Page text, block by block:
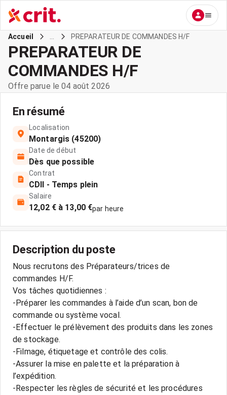
Accueil PREPARATEUR DE COMMANDES H/F
PREPARATEUR DE
COMMANDES H/F
Offre parue le 04 août 2026
En résumé
Localisation
Montargis (45200)
Date de début
Dès que possible
Contrat
CDII - Temps plein
Salaire
12,02 € à 13,00 €par heure
Description du poste
Nous recrutons des Préparateurs/trices de
commandes H/F.
Vos tâches quotidiennes :
-Préparer les commandes à l’aide d’un scan, bon de
commande ou système vocal.
-Effectuer le prélèvement des produits dans les zones
de stockage.
-Filmage, étiquetage et contrôle des colis.
-Assurer la mise en palette et la préparation à
l’expédition.
-Respecter les règles de sécurité et les procédures